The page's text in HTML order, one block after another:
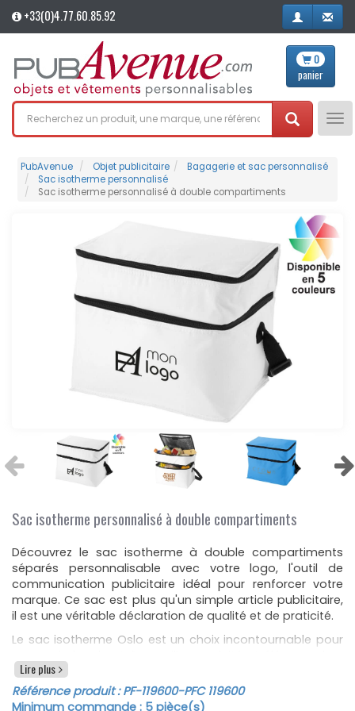
+33(0)4.77.60.85.92
0
panier
PubAvenue Objet publicitaire
Bagagerie et sac personnalisé
Sac isotherme personnalisé
Sac isotherme personnalisé à double compartiments
Sac isotherme personnalisé à double compartiments
Découvrez le sac isotherme à double compartiments
séparés personnalisable avec votre logo, l'outil de
communication publicitaire idéal pour renforcer votre
marque. Ce sac est plus qu'un simple article publicitaire,
il est une véritable déclaration de qualité et de praticité.
Le sac isotherme Oslo est un choix incontournable pour
de leurs déplacements. Il est conçu pour conserver vos
boissons et en-cas à la bonne température, où que vous
soyez, faisant de lui un compagnon idéal pour vos
Lire plus
Référence produit :PF-119600-PFC 119600
Minimum commande : 5 pièce(s)